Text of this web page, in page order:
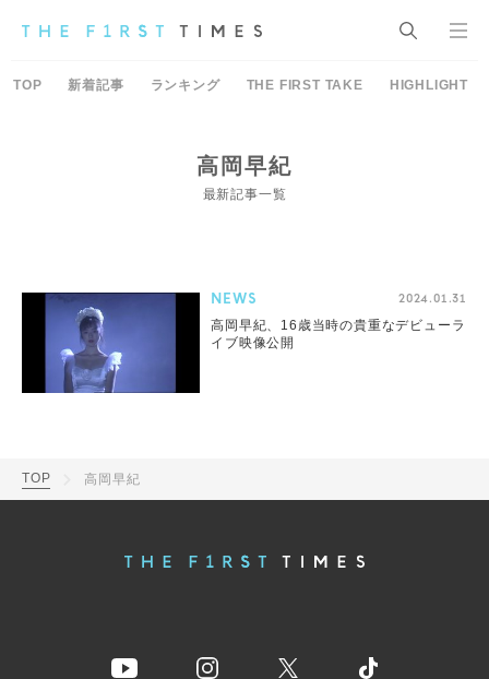
TOP 新着記事 ランキング THE FIRST TAKE HIGHLIGHT
高岡早紀
最新記事一覧
NEWS 2024.01.31
高岡早紀、16歳当時の貴重なデビューラ
イブ映像公開
TOP 高岡早紀